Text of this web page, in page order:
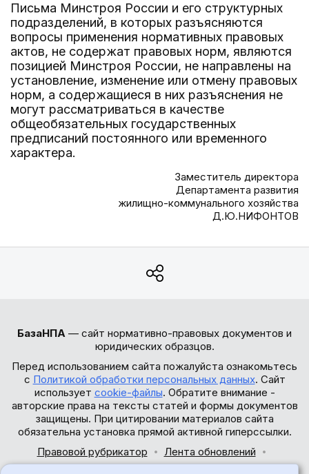
Письма Минстроя России и его структурных
подразделений, в которых разъясняются
вопросы применения нормативных правовых
актов, не содержат правовых норм, являются
позицией Минстроя России, не направлены на
установление, изменение или отмену правовых
норм, а содержащиеся в них разъяснения не
могут рассматриваться в качестве
общеобязательных государственных
предписаний постоянного или временного
характера.
Заместитель директора
Департамента развития
жилищно-коммунального хозяйства
Д.Ю.НИФОНТОВ
БазаНПА — сайт нормативно-правовых документов и
юридических образцов.
Перед использованием сайта пожалуйста ознакомьтесь
с Политикой обработки персональных данных. Сайт
использует cookie-файлы. Обратите внимание -
авторские права на тексты статей и формы документов
защищены. При цитировании материалов сайта
обязательна установка прямой активной гиперссылки.
Правовой рубрикатор
Лента обновлений